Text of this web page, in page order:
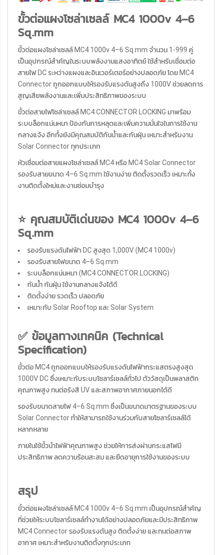
ขั้วต่อแผงโซล่าเซลล์ MC4 1000v 4–6
Sq.mm
ขั้วต่อแผงโซล่าเซลล์ MC4 1000v 4–6 Sq.mm จำนวน 1-999 คู่
เป็นอุปกรณ์สำคัญในระบบพลังงานแสงอาทิตย์ ใช้สำหรับเชื่อมต่อ
สายไฟ DC ระหว่างแผงและอินเวอร์เตอร์อย่างปลอดภัย โดย MC4
Connector ถูกออกแบบให้รองรับแรงดันสูงถึง 1000V ช่วยลดการ
สูญเสียพลังงานและเพิ่มประสิทธิภาพของระบบ
ขั้วต่อสายไฟโซล่าเซลล์ MC4 CONNECTOR LOCKING มาพร้อม
ระบบล็อกแน่นหนา ป้องกันการหลุดและเพิ่มความมั่นใจในการใช้งาน
กลางแจ้ง อีกทั้งยังมีคุณสมบัติกันน้ำและกันฝุ่น เหมาะสำหรับงาน
Solar Connector ทุกประเภท
หัวเชื่อมต่อสายแผงโซล่าเซลล์ MC4 หรือ MC4 Solar Connector
รองรับสายขนาด 4–6 Sq.mm ใช้งานง่าย ติดตั้งรวดเร็ว เหมาะทั้ง
งานติดตั้งใหม่และงานซ่อมบำรุง
⭐ คุณสมบัติเด่นของ MC4 1000v 4–6
Sq.mm
รองรับแรงดันไฟฟ้า DC สูงสุด 1,000V (MC4 1000v)
รองรับสายไฟขนาด 4–6 Sq.mm
ระบบล็อกแน่นหนา (MC4 CONNECTOR LOCKING)
กันน้ำ กันฝุ่น ใช้งานกลางแจ้งได้ดี
ติดตั้งง่าย รวดเร็ว ปลอดภัย
เหมาะกับ Solar Rooftop และ Solar System
✅ ข้อมูลทางเทคนิค (Technical
Specification)
ขั้วต่อ MC4 ถูกออกแบบให้รองรับแรงดันไฟฟ้ากระแสตรงสูงสุด
1000V DC ซึ่งเหมาะกับระบบโซลาร์เซลล์ทั่วไป ตัววัสดุเป็นพลาสติก
คุณภาพสูง ทนต่อรังสี UV และสภาพอากาศภายนอกได้ดี
รองรับขนาดสายไฟ 4–6 Sq.mm ซึ่งเป็นขนาดมาตรฐานของระบบ
Solar Connector ทำให้สามารถใช้งานร่วมกับสายโซลาร์เซลล์ได้
หลากหลาย
ภายในใช้ขั้วนำไฟฟ้าคุณภาพสูง ช่วยให้การส่งผ่านกระแสไฟมี
ประสิทธิภาพ ลดความร้อนสะสม และยืดอายุการใช้งานของระบบ
สรุป
ขั้วต่อแผงโซล่าเซลล์ MC4 1000v 4–6 Sq.mm เป็นอุปกรณ์สำคัญ
ที่ช่วยให้ระบบโซลาร์เซลล์ทำงานได้อย่างปลอดภัยและมีประสิทธิภาพ
MC4 Connector รองรับแรงดันสูง ติดตั้งง่าย และทนต่อสภาพ
อากาศ เหมาะสำหรับงานติดตั้งทุกประเภท